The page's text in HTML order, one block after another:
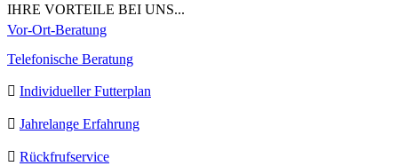
IHRE VORTEILE BEI UNS...
Vor-Ort-Beratung
Telefonische Beratung
Individueller Futterplan
Jahrelange Erfahrung
Rückfrufservice